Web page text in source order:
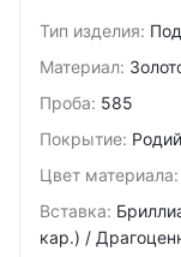
Тип изделия:
Материал:
Проба: 585
Покрытие: Родий
Цвет материала:
Вставка:
кар.) /